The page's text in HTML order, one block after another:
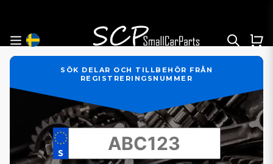
SÖK DELAR OCH TILLBEHÖR FRÅN
REGISTRERINGSNUMMER